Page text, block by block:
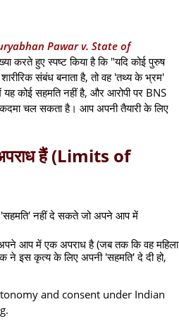
Pawar v. State of
करते हुए स्पष्ट किया है कि "यदि कोई पुरुष
संबंध बनाता है, तो वह 'तथ्य के भ्रम'
कोई सहमति नहीं है, और आरोपी पर BNS
चल सकता है। आप अपनी तैयारी के लिए
अपराध हैं (Limits of
'सहमति' नहीं दे सकते जो अपने आप में
आप में एक अपराध है (जब तक कि वह महिला
ने इस कृत्य के लिए अपनी 'सहमति' दे दी हो,
and consent under Indian